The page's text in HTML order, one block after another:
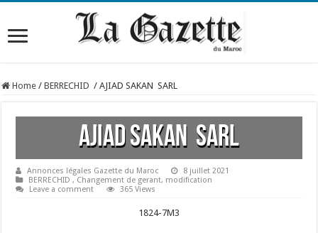
Home / BERRECHID / AJIAD SAKAN SARL
AJIAD SAKAN SARL
Annonces légales Gazette du Maroc
8 juillet 2021
BERRECHID, Changement de gerant, modification
Leave a comment
365 Views
1824-7M3